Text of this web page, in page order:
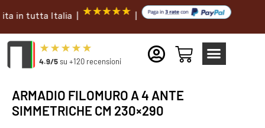
Italia | |
4.9/5su +120 recensioni
ARMADIO FILOMURO A 4 ANTE
SIMMETRICHE CM 230×290